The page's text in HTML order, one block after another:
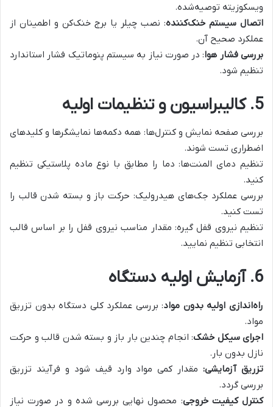
ویسکوزیته توصیه‌شده.
اتصال سیستم خنک‌کننده: نصب چیلر یا برج خنک‌کن و اطمینان از
عملکرد صحیح آن.
بررسی فشار هوا: در صورت نیاز به سیستم پنوماتیک فشار استاندارد
تنظیم شود.
5. کالیبراسیون و تنظیمات اولیه
بررسی صفحه نمایش و کنترل‌ها: همه دکمه‌ها نمایشگرها و کلیدهای
اضطراری تست شوند.
تنظیم دمای المنت‌ها: دما را مطابق با نوع ماده پلاستیکی تنظیم
کنید.
بررسی عملکرد جک‌های هیدرولیک: حرکت باز و بسته شدن قالب را
تست کنید.
تنظیم نیروی قفل گیره: مقدار مناسب نیروی قفل را بر اساس قالب
انتخابی تنظیم نمایید.
6. آزمایش اولیه دستگاه
راه‌اندازی اولیه بدون مواد: بررسی عملکرد کلی دستگاه بدون تزریق
مواد.
اجرای سیکل خشک: انجام چندین بار باز و بسته شدن قالب و حرکت
نازل بدون بار.
تزریق آزمایشی:مقدار کمی مواد وارد قیف شود و فرآیند تزریق
بررسی گردد.
کنترل کیفیت خروجی: محصول نهایی بررسی شده و در صورت نیاز